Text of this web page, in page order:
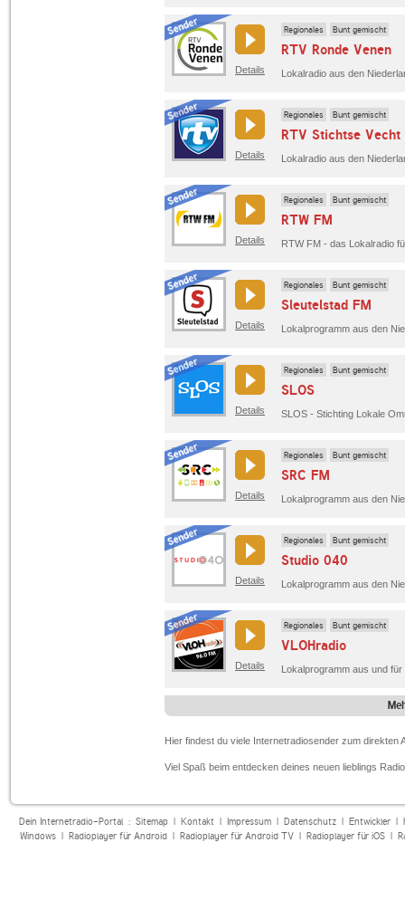
Details
Regionales Bunt gemischt
RTV Ronde Venen
Lokalradio aus den
Details
Regionales Bunt gemischt
RTV Stichtse Vecht
Lokalradio aus den
Details
Regionales Bunt gemischt
RTW FM
RTW FM - das Lokalradio
Details
Regionales Bunt gemischt
Sleutelstad FM
Lokalprogramm aus den
Details
Regionales Bunt gemischt
SLOS
Details
Regionales Bunt gemischt
SRC FM
Lokalprogramm aus den
Details
Regionales Bunt gemischt
Studio 040
Lokalprogramm aus den
Details
Regionales Bunt gemischt
VLOHradio
Lokalprogramm aus und
Hier findest du viele Internetradiosender zum direkten
Viel Spaß beim entdecken deines neuen lieblings
Dein Internetradio-Portal : Sitemap| Kontakt| Impressum| Datenschutz| Entwickler|
Windows| Radioplayer für Android| Radioplayer für Android TV| Radioplayer für iOS|